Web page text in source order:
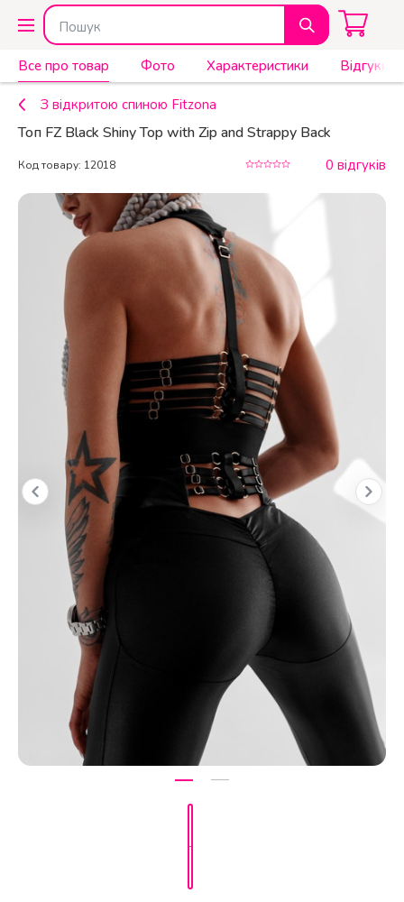
Все про товар Фото Характеристики Відгуки
З відкритою спиною Fitzona
Топ FZ Black Shiny Top with Zip and Strappy Back
0 відгуків
Код товару: 12018
КУПИТИ 1 620 ₴